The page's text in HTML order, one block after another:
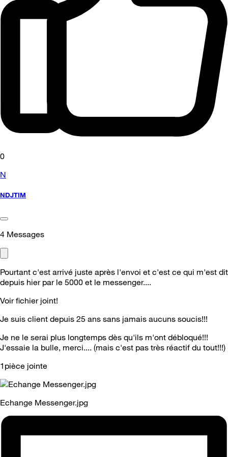
0
N
NDJTIM
4 Messages
Pourtant c'est arrivé juste après l'envoi et c'est ce qui m'est dit
depuis hier par le 5000 et le messenger....
Voir fichier joint!
Je suis client depuis 25 ans sans jamais aucuns soucis!!!
Je ne le serai plus longtemps dès qu'ils m'ont débloqué!!!
J'essaie la bulle, merci.... (mais c'est pas très réactif du tout!!!)
1pièce jointe
Echange Messenger.jpg